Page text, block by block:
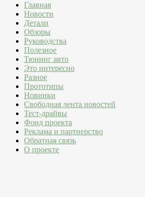
Главная
Новости
Детали
Обзоры
Руководства
Полезное
Тюнинг авто
Это интересно
Разное
Прототипы
Новинки
Свободная лента новостей
Тест-драйвы
Фонд проекта
Реклама и партнерство
Обратная связь
О проекте